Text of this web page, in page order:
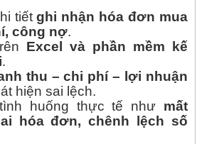
tiếtghi nhận hóa đơn mua
công nợ.
Excel và phần mềm kế
.
thu – chi phí – lợi nhuận
hiện sai lệch.
huống thực tế như mất
hóa đơn, chênh lệch số